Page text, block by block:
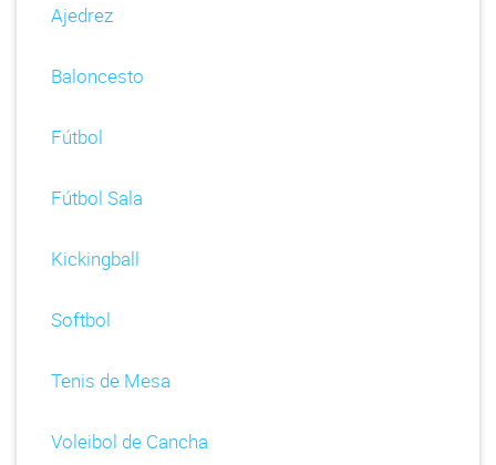
Ajedrez
Baloncesto
Fútbol
Fútbol Sala
Kickingball
Softbol
Tenis de Mesa
Voleibol de Cancha